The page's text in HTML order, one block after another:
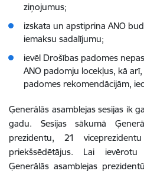
ziņojumus;
izskata un apstiprina ANO
iemaksu sadalījumu;
ievēl Drošības padomes
ANO padomju locekļus, kā
padomes rekomendācijām,
Ģenerālās asamblejas sesijas ik
gadu. Sesijas sākumā
prezidentu, 21
priekšsēdētājus. Lai ievērotu
Ģenerālās asamblejas